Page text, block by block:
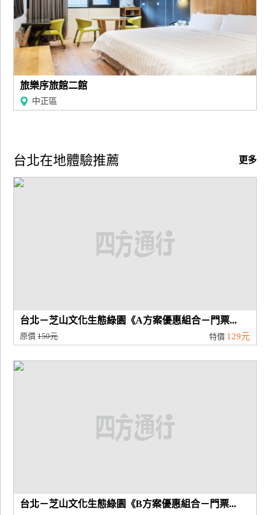
訂
房
款
收
據
提
案
商
合
作
宣
傳
旅樂序旅館二館
中正區
更多
台北在地體驗推薦
台北－芝山文化生態綠園《A方案優惠組合－門票...
原價150元 特價 129元
台北－芝山文化生態綠園《B方案優惠組合－門票...